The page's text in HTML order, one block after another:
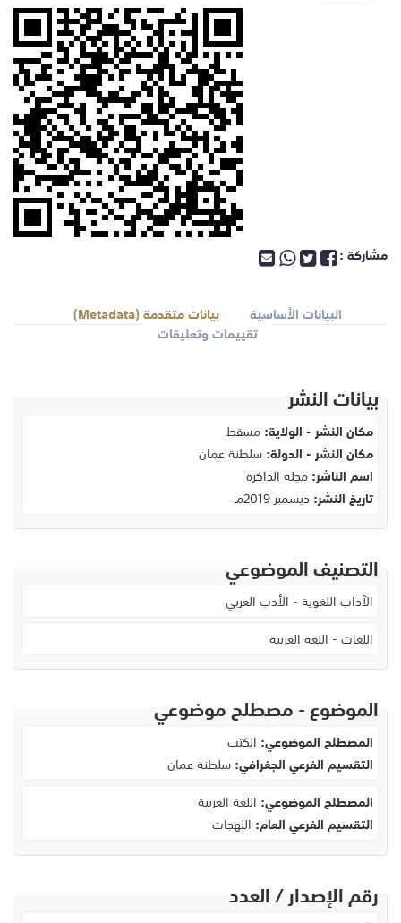
مشاركة :
البيانات الأساسية
بيانات متقدمة (Metadata)
تقييمات وتعليقات
بيانات النشر
مكان النشر - الولاية:مسقط
مكان النشر - الدولة:سلطنة عمان
اسم الناشر:مجلة الذاكرة
تاريخ النشر: ديسمبر 2019مـ
التصنيف الموضوعي
الآداب اللغوية - الأدب العربي
اللغات - اللغة العربية
الموضوع - مصطلح موضوعي
المصطلح الموضوعي: الكتب
التقسيم الفرعي الجغرافي:سلطنة عمان
المصطلح الموضوعي: اللغة العربية
التقسيم الفرعي العام: اللهجات
رقم الإصدار / العدد